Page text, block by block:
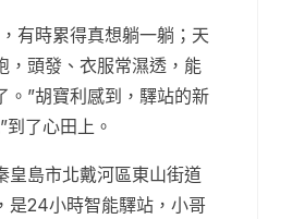
有時累得真想躺一躺；天
，頭發、衣服常濕透，能
。”胡寶利感到，驛站的新
到了心田上。
皇島市北戴河區東山街道
是24小時智能驛站，小哥